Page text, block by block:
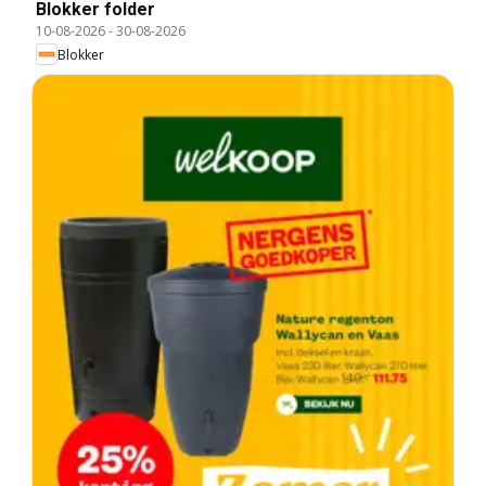
Blokker folder
10-08-2026-30-08-2026
Blokker